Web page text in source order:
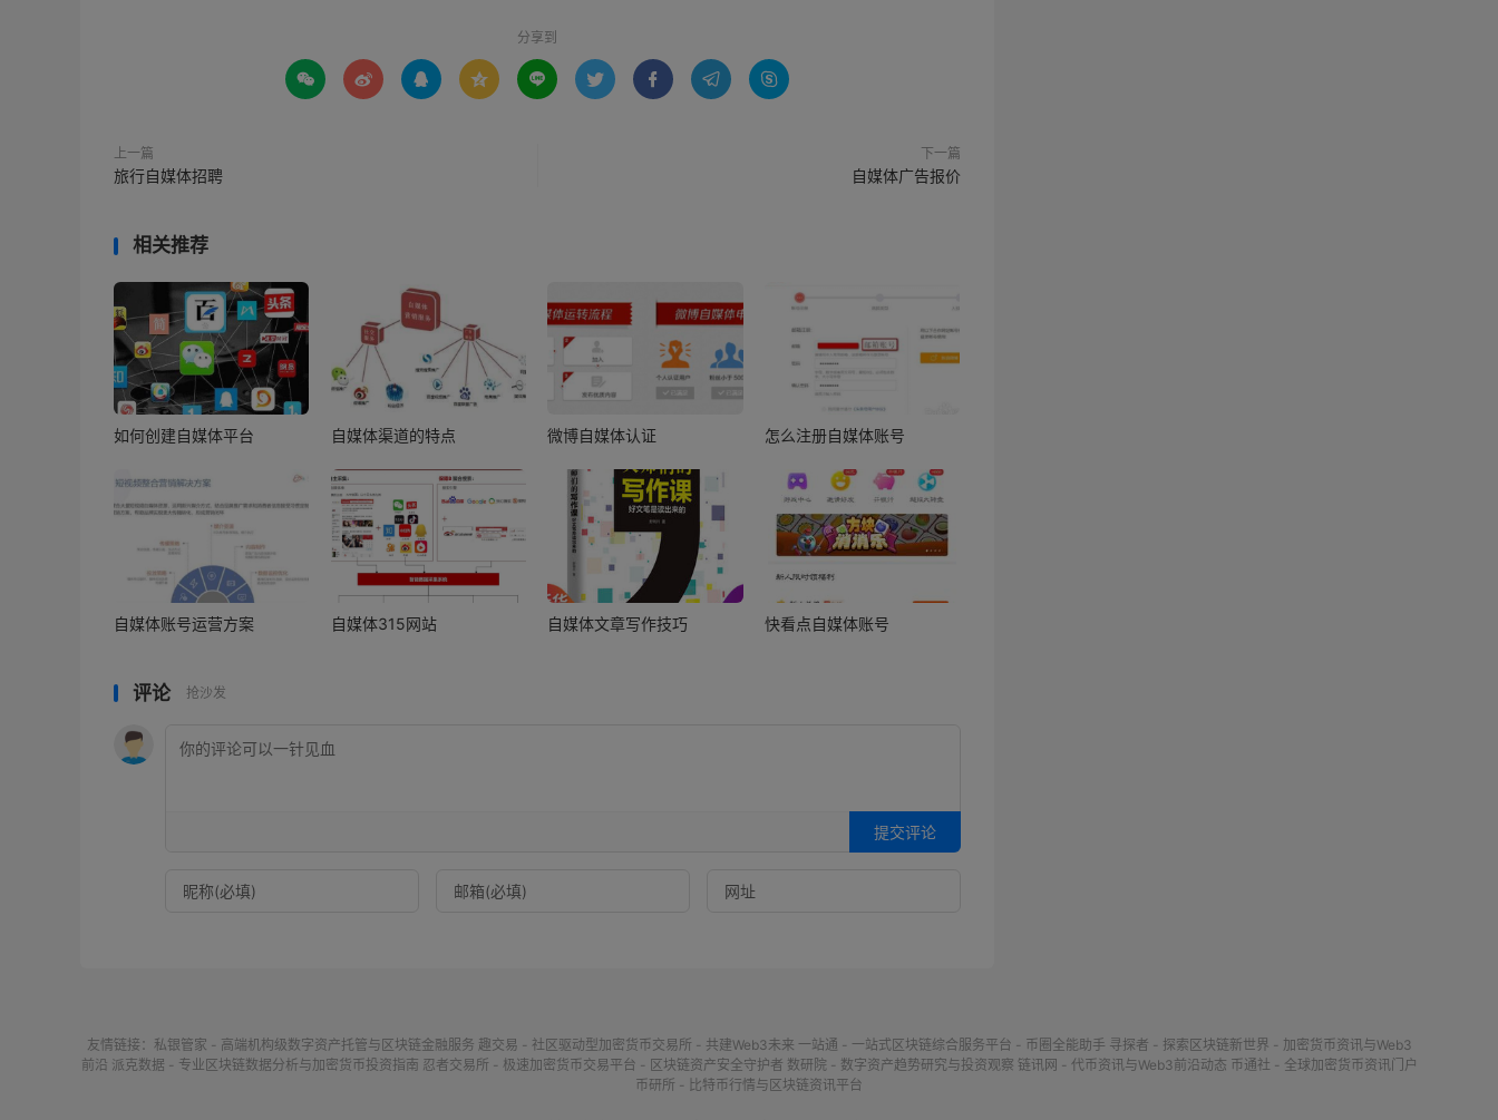
分享到
        
上一篇
旅行自媒体招聘
下一篇
自媒体广告报价
相关推荐
如何创建自媒体平台 自媒体渠道的特点 微博自媒体认证 怎么注册自媒体账号
自媒体账号运营方案 自媒体315网站 自媒体文章写作技巧 快看点自媒体账号
评论 抢沙发
提交评论
友情链接： 私银管家 - 高端机构级数字资产托管与区块链金融服务 趣交易 - 社区驱动型加密货币交易所 - 共建Web3未来 一站通 - 一站式区块链综合服务平台 - 币圈全能助手 寻探者 - 探索区块链新世界 - 加密货币资讯与Web3
前沿 派克数据 - 专业区块链数据分析与加密货币投资指南 忍者交易所 - 极速加密货币交易平台 - 区块链资产安全守护者 数研院 - 数字资产趋势研究与投资观察 链讯网 - 代币资讯与Web3前沿动态 币通社 - 全球加密货币资讯门户
币研所 - 比特币行情与区块链资讯平台